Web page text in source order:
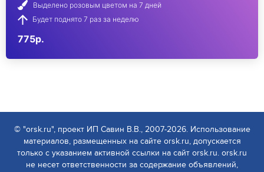
Выделено розовым цветом на 7 дней
Будет поднято 7 раз за неделю
775р.
© "orsk.ru", проект ИП Савин В.В., 2007-2026. Использование
материалов, размещенных на сайте orsk.ru, допускается
только с указанием активной ссылки на сайт orsk.ru. orsk.ru
не несет ответственности за содержание объявлений,